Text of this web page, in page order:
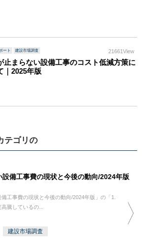
ート 建設市場調査 21661View
止まらない設備工事のコスト低減方策に
｜2025年版
テゴリの
備工事費の現状と今後の動向/2024年版
備工事費の現状と今後の動向/2024年版」の「1.
騰しているの...
建設市場調査